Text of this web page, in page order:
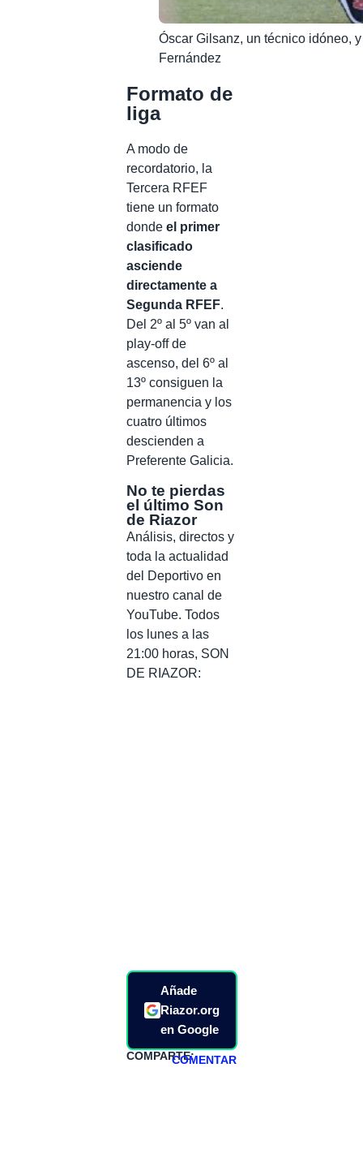
Óscar Gilsanz, un técnico idóneo,
Fernández
Formato de
liga
A modo de
recordatorio, la
Tercera RFEF
tiene un formato
donde el primer
clasificado
asciende
directamente a
Segunda RFEF.
Del 2º al 5º van al
play-off de
ascenso, del 6º al
13º consiguen la
permanencia y los
cuatro últimos
descienden a
Preferente Galicia.
No te pierdas
el último Son
de Riazor
Análisis, directos y
toda la actualidad
del Deportivo en
nuestro canal de
YouTube. Todos
los lunes a las
21:00 horas, SON
DE RIAZOR:
Añade
Riazor.org
en Google
COMPARTE:COMENTAR